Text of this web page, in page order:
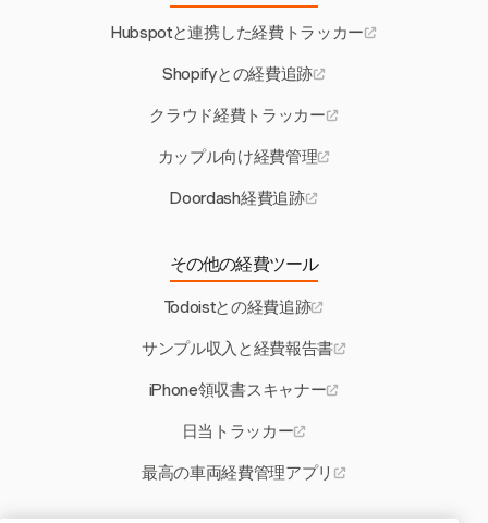
Hubspotと連携した経費トラッカー
Shopifyとの経費追跡
クラウド経費トラッカー
カップル向け経費管理
Doordash経費追跡
その他の経費ツール
Todoistとの経費追跡
サンプル収入と経費報告書
iPhone領収書スキャナー
日当トラッカー
最高の車両経費管理アプリ